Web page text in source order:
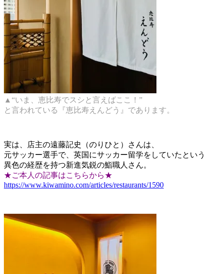
▲“いま、恵比寿でスシと言えばここ！”
と言われている『恵比寿えんどう』であります。
実は、店主の遠藤記史（のりひと）さんは、
元サッカー選手で、英国にサッカー留学をしていたという
異色の経歴を持つ新進気鋭の鮨職人さん。
★ご本人の記事はこちらから★
https://www.kiwamino.com/articles/restaurants/1590